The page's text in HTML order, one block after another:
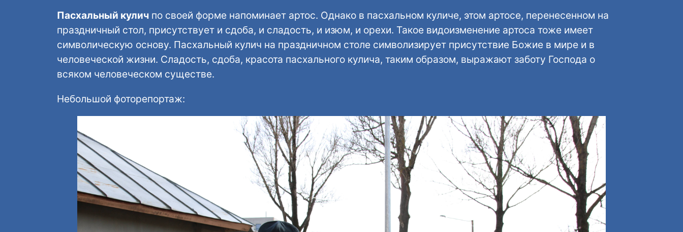
Пасхальный кулич по своей форме напоминает артос. Однако в пасхальном куличе, этом артосе, перенесенном на
праздничный стол, присутствует и сдоба, и сладость, и изюм, и орехи. Такое видоизменение артоса тоже имеет
символическую основу. Пасхальный кулич на праздничном столе символизирует присутствие Божие в мире и в
человеческой жизни. Сладость, сдоба, красота пасхального кулича, таким образом, выражают заботу Господа о
всяком человеческом существе.
Небольшой фоторепортаж: